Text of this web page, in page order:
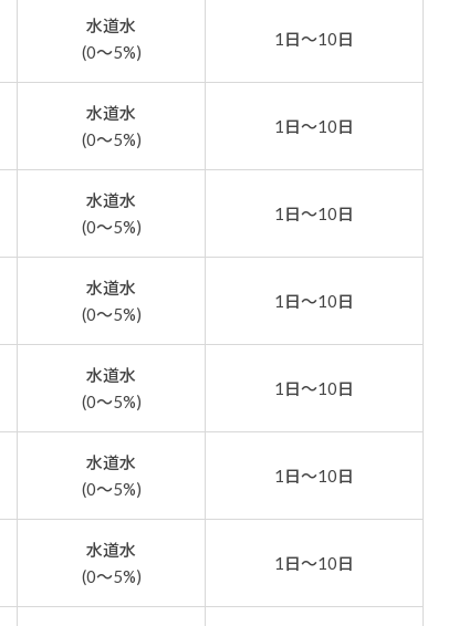
水道水
(0～5%)
1日～10日
水道水
(0～5%)
1日～10日
水道水
(0～5%)
1日～10日
水道水
(0～5%)
1日～10日
水道水
(0～5%)
1日～10日
水道水
(0～5%)
1日～10日
水道水
(0～5%)
1日～10日